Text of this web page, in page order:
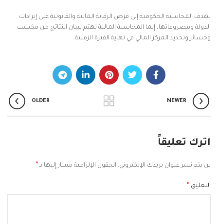
تهدف المحاسبة الحكومية إلى فرض الرقابة المالية والقانونية على إيرادات
الدولة ومصروفاتها، إنما المحاسبة المالية تهتم ببيان النتائج من مكسب
وخسائر وتحديد المركز المالي في نهاية الفترة الزمنية.
NEWER
OLDER
اترك تعليقاً
لن يتم نشر عنوان بريدك الإلكتروني. الحقول الإلزامية مشار إليها بـ *
التعليق *